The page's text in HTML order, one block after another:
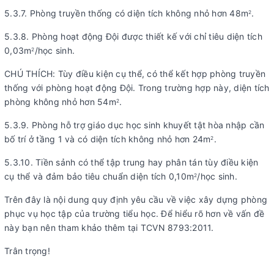
5.3.7. Phòng truyền thống có diện tích không nhỏ hơn 48m2.
5.3.8. Phòng hoạt động Đội được thiết kế với chỉ tiêu diện tích
0,03m2 /học sinh.
CHÚ THÍCH: Tùy điều kiện cụ thể, có thể kết hợp phòng truyền
thống với phòng hoạt động Đội. Trong trường hợp này, diện tích
phòng không nhỏ hơn 54m2.
5.3.9. Phòng hỗ trợ giáo dục học sinh khuyết tật hòa nhập cần
bố trí ở tầng 1 và có diện tích không nhỏ hơn 24m2 .
5.3.10. Tiền sảnh có thể tập trung hay phân tán tùy điều kiện
cụ thể và đảm bảo tiêu chuẩn diện tích 0,10m2/học sinh.
Trên đây là nội dung quy định yêu cầu về việc xây dựng phòng
phục vụ học tập của trường tiểu học. Để hiểu rõ hơn về vấn đề
này bạn nên tham khảo thêm tại TCVN 8793:2011.
Trân trọng!